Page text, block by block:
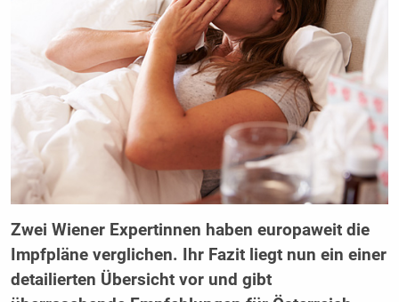
Zwei Wiener Expertinnen haben europaweit die
Impfpläne verglichen. Ihr Fazit liegt nun ein einer
detailierten Übersicht vor und gibt